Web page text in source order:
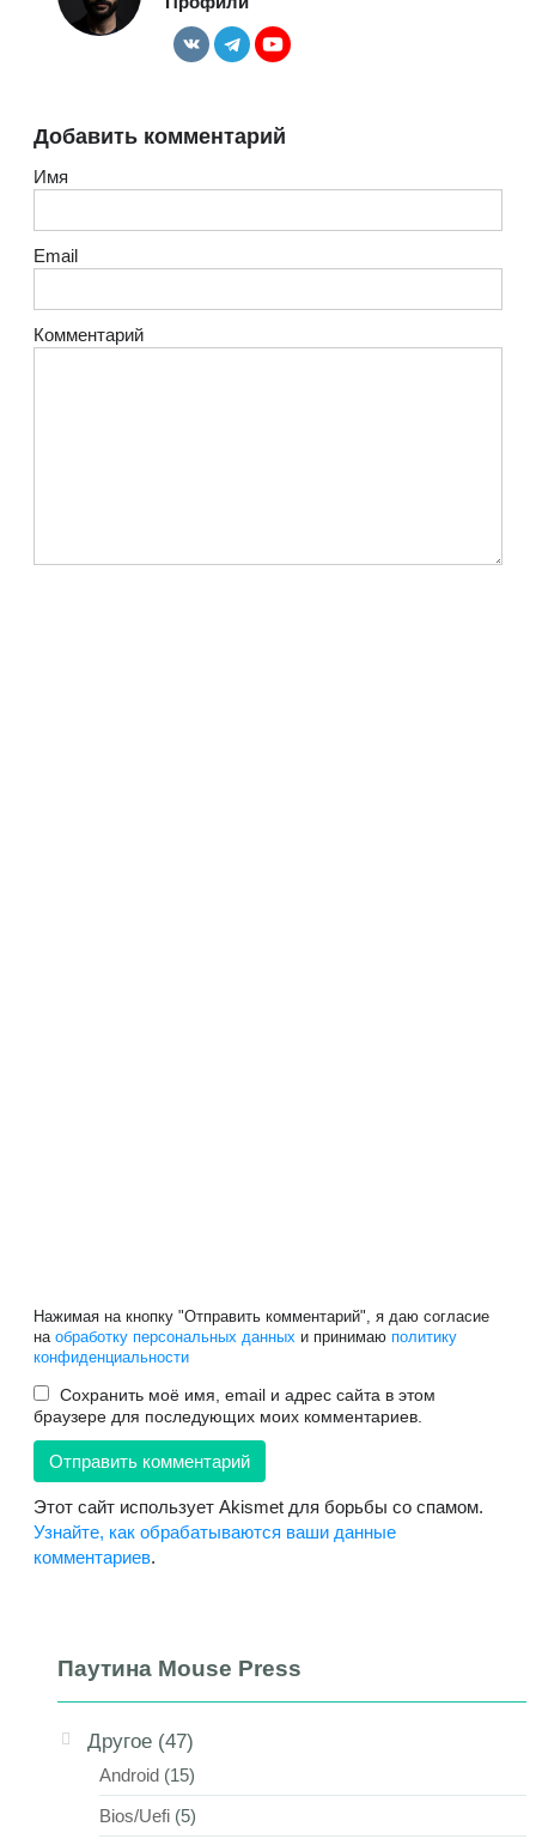
Добавить комментарий
Имя
Email
Комментарий
Нажимая на кнопку "Отправить комментарий", я даю согласие
на обработку персональных данных и принимаю политику
конфиденциальности
Сохранить моё имя, email и адрес сайта в этом
браузере для последующих моих комментариев.
Этот сайт использует Akismet для борьбы со спамом.
Узнайте, как обрабатываются ваши данные
комментариев.
Паутина Mouse Press
Другое (47)
Android (15)
Bios/Uefi (5)